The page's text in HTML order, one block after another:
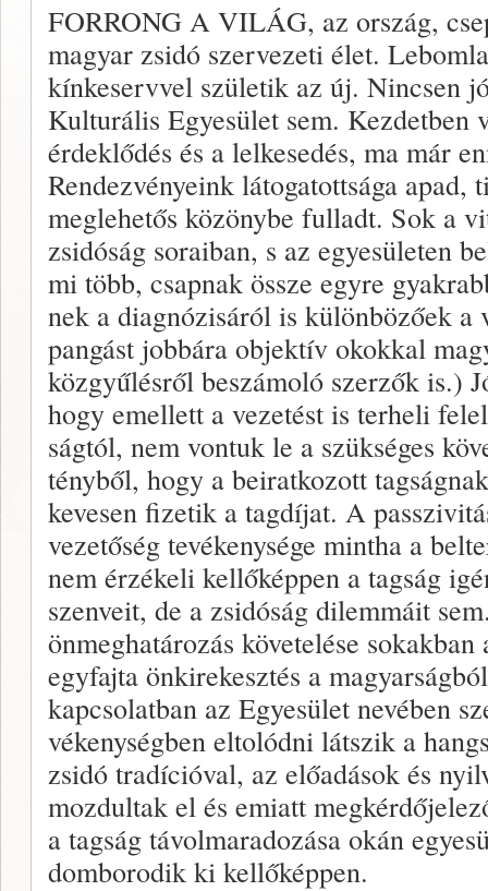
FORRONG A VILÁG, az ország,
magyar zsidó szervezeti élet.
kínkeservvel szü­letik az új. Nincsen
Kulturális Egyesület sem. Kezdetben
érdeklődés és a lelkesedés, ma már
Rendez­vényeink látogatottsága
meglehetős közönybe fulladt. Sok a
zsidóság soraiban, s az egyesületen
mi több, csapnak össze egyre
nek a diagnózisáról is különbözőek a
pangást job­bára objektív okokkal
közgyűlésről beszámoló szerzők is.)
hogy emellett a vezetést is ter­heli
ságtól, nem vontuk le a szükséges
tényből, hogy a beiratkozott
kevesen fizetik a tagdíjat. A
vezetőség tevékeny­sége mintha a
nem érzékeli kellőképpen a tagság
szenveit, de a zsidóság dilemmáit
önmeghatározás kö­vetelése
egyfajta önkirekesztés a
kapcsolatban az Egyesület ne­vében
vékenységben eltolódni látszik a
zsidó tradícióval, az előadások és
mozdultak el és emiatt
a tagság távolmaradozása okán
domborodik ki kellőkép­pen.